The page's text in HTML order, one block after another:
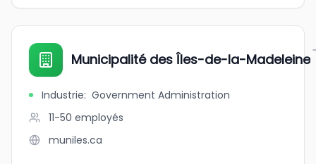
Municipalité des Îles-de-la-Madeleine
Industrie: Government Administration
11-50 employés
muniles.ca